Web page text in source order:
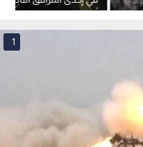
أرامكو دون خسائر بشرية
1